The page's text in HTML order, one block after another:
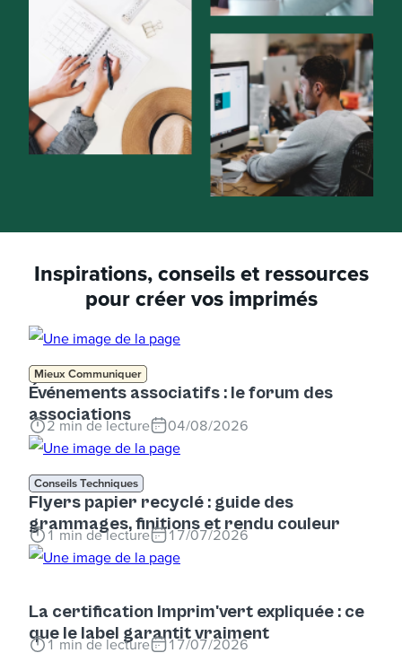
Inspirations, conseils et ressources
pour créer vos imprimés
Mieux Communiquer
Événements associatifs : le forum des
associations
2 min de lecture 04/08/2026
Conseils Techniques
Flyers papier recyclé : guide des
grammages, finitions et rendu couleur
1min de lecture 17/07/2026
La certification Imprim'vert expliquée : ce
que le label garantit vraiment
1min de lecture 17/07/2026